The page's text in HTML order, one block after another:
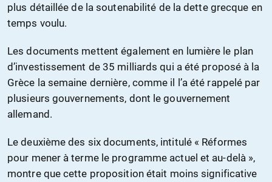
plus détaillée de la soutenabilité de la dette grecque en
temps voulu.
Les documents mettent également en lumière le plan
d’investissement de 35 milliards qui a été proposé à la
Grèce la semaine dernière, comme il l’a été rappelé par
plusieurs gouvernements, dont le gouvernement
allemand.
Le deuxième des six documents, intitulé « Réformes
pour mener à terme le programme actuel et au-delà »,
montre que cette proposition était moins significative